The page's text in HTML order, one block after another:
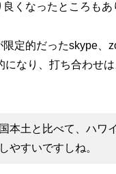
くなったところもあ
限定的だったskype、
になり、打ち合わせは
本土と比べて、ハワ
やすいですしね。